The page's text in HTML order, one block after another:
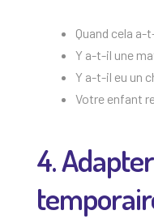
Quand cela
Y a-t-il une
Y a-t-il eu un
Votre enfant
4. Adapter